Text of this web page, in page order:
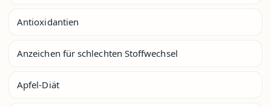
Antioxidantien
Anzeichen für schlechten Stoffwechsel
Apfel-Diät